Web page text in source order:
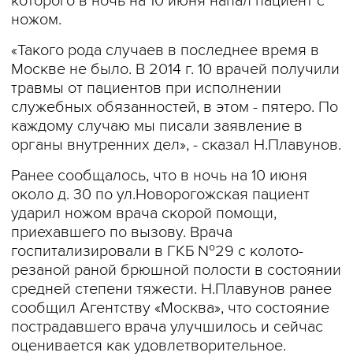
ножом.
«Такого рода случаев в последнее время в
Москве не было. В 2014 г. 10 врачей получили
травмы от пациентов при исполнении
служебных обязанностей, в этом - пятеро. По
каждому случаю мы писали заявление в
органы внутренних дел», - сказал Н.Плавунов.
Ранее сообщалось, что в ночь на 10 июня
около д. 30 по ул.Новорогожская пациент
ударил ножом врача скорой помощи,
приехавшего по вызову. Врача
госпитализировали в ГКБ №29 с колото-
резаной раной брюшной полости в состоянии
средней степени тяжести. Н.Плавунов ранее
сообщил Агентству «Москва», что состояние
пострадавшего врача улучшилось и сейчас
оценивается как удовлетворительное.